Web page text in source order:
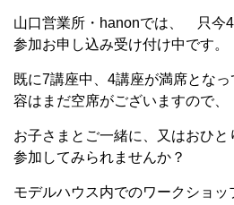
山口営業所・hanonでは、 只今
参加お申し込み受け付け中です。
既に7講座中、4講座が満席とな
容はまだ空席がございますので、
お子さまとご一緒に、又はおひ
参加してみられませんか？
モデルハウス内でのワークショ